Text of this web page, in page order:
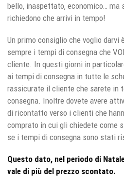
bello, inaspettato, economico… ma
richiedono che arrivi in tempo!
Un primo consiglio che voglio darvi
sempre i tempi di consegna che
cliente. In questi giorni in
ai tempi di consegna in tutte le
rassicurate il cliente che sarete in
consegna. Inoltre dovete avere
di ricontatto verso i clienti che
comprato in cui gli chiedete come
se i tempi di consegna sono stati
Questo dato, nel periodo di
vale di più del prezzo scontato.